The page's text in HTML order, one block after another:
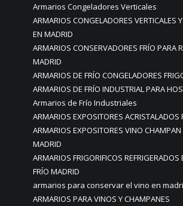
Armarios Congeladores Verticales
ARMARIOS CONGELADORES VERTICALES
EN MADRID
ARMARIOS CONSERVADORES FRÍO PARA
MADRID
ARMARIOS DE FRÍO CONGELADORES
ARMARIOS DE FRÍO INDUSTRIAL PARA
Armarios de Frío Industriales
ARMARIOS EXPOSITORES ACRISTALADOS
ARMARIOS EXPOSITORES VINO CHAMPAN
MADRID
ARMARIOS FRIGORIFICOS REFRIGERADOS
FRÍO MADRID
armarios para conservar el vino en
ARMARIOS PARA VINOS Y CHAMPANES